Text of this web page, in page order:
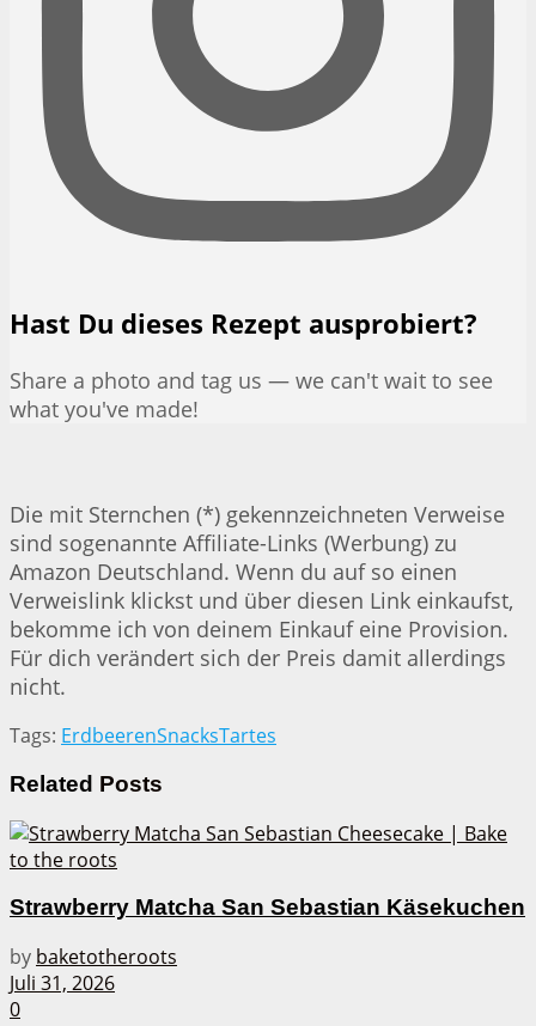
Hast Du dieses Rezept ausprobiert?
Share a photo and tag us — we can't wait to see
what you've made!
Die mit Sternchen (*) gekennzeichneten Verweise
sind sogenannte Affiliate-Links (Werbung) zu
Amazon Deutschland. Wenn du auf so einen
Verweislink klickst und über diesen Link einkaufst,
bekomme ich von deinem Einkauf eine Provision.
Für dich verändert sich der Preis damit allerdings
nicht.
Tags: ErdbeerenSnacksTartes
Related Posts
Strawberry Matcha San Sebastian Käsekuchen
by baketotheroots
Juli 31, 2026
0